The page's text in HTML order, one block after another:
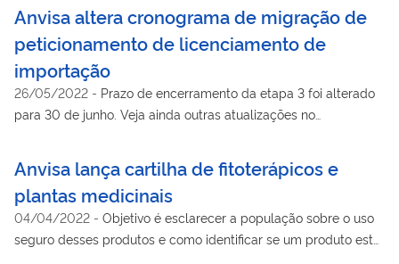
Anvisa altera cronograma de migração de
peticionamento de licenciamento de
importação
26/05/2022 - Prazo de encerramento da etapa 3 foi alterado
para 30 de junho. Veja ainda outras atualizações no
Anvisa lança cartilha de fitoterápicos e
plantas medicinais
04/04/2022 - Objetivo é esclarecer a população sobre o uso
seguro desses produtos e como identificar se um produto está